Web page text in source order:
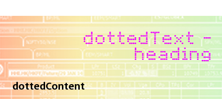
dottedContent
dottedText -
heading